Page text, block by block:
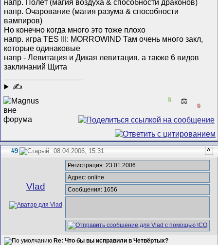
напр. Полёт (магия воздуха & способности драконов)
напр. Очарование (магия разума & способности
вампиров)
Но конечно когда много это тоже плохо
напр. игра TES III: MORROWIND Там очень много закл,
которые одинаковые
напр - Левитация и Дикая левитация, а также 6 видов
заклинаний Щита
✍
0 ⚖️
0
#9 08.04.2006, 15:31 ^
Vlad
Регистрация: 23.01.2006
Адрес: online
Сообщения: 1656
Re: Что бы вы исправили в Четвёртых?